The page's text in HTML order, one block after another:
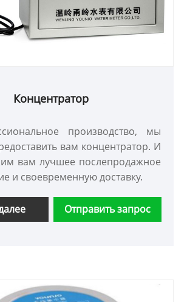
Концентратор
производство, мы
вам концентратор. И
вам лучшее послепродажное
и своевременную доставку.
Отправить запрос